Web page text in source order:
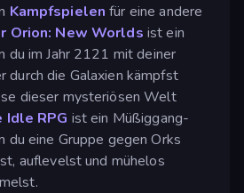
Kampfspielenfür eine andere
Orion: New Worlds ist ein
du im Jahr 2121 mit deiner
durch die Galaxien kämpfst
dieser mysteriösen Welt
RPG ist ein Müßiggang-
du eine Gruppe gegen Orks
auflevelst und mühelos